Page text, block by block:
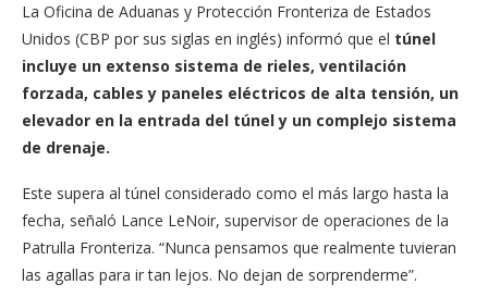
La Oficina de Aduanas y Protección Fronteriza de Estados
Unidos (CBP por sus siglas en inglés) informó que el túnel
incluye un extenso sistema de rieles, ventilación
forzada, cables y paneles eléctricos de alta tensión, un
elevador en la entrada del túnel y un complejo sistema
de drenaje.
Este supera al túnel considerado como el más largo hasta la
fecha, señaló Lance LeNoir, supervisor de operaciones de la
Patrulla Fronteriza. “Nunca pensamos que realmente tuvieran
las agallas para ir tan lejos. No dejan de sorprenderme”.